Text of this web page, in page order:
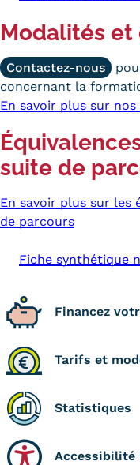
Infos
Être
Infos
Communication
Kits
Prospect
Fiche
Modalités et
Contactez-nous
concernant la
En savoir plus sur
suite de
En savoir plus sur les
de parcours
Fiche synthétique
Financez
Tarifs et
Statistiques
Accessibilité